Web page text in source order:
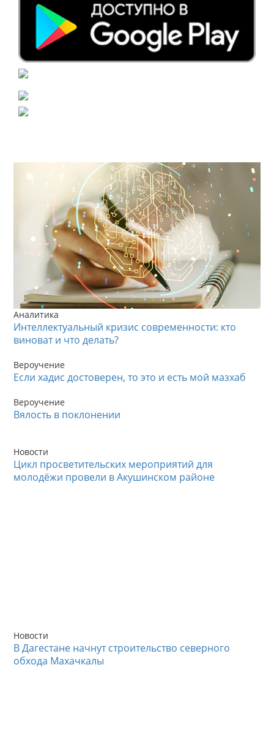
Аналитика
Интеллектуальный кризис современности: кто
виноват и что делать?
Вероучение
Если хадис достоверен, то это и есть мой мазхаб
Вероучение
Вялость в поклонении
Новости
Цикл просветительских мероприятий для
молодёжи провели в Акушинском районе
Новости
В Дагестане начнут строительство северного
обхода Махачкалы